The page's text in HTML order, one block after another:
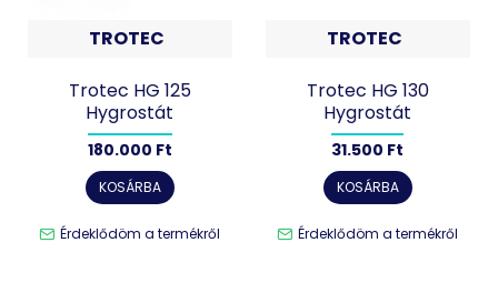
TROTEC
Trotec HG 125
Hygrostát
180.000 Ft
KOSÁRBA
Érdeklődöm a termékről
TROTEC
Trotec HG 130
Hygrostát
31.500 Ft
KOSÁRBA
Érdeklődöm a termékről